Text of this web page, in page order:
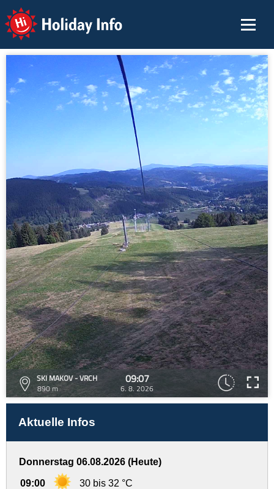
Holiday Info
SKI MAKOV - VRCH
890 m
09:07
6. 8. 2026
Aktuelle Infos
Donnerstag 06.08.2026 (Heute)
09:00 30 bis 32 °C